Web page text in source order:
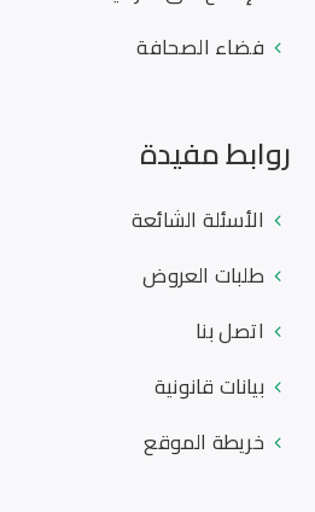
فضاء الصحافة
روابط مفيدة
الأسئلة الشائعة
طلبات العروض
اتصل بنا
بيانات قانونية
خريطة الموقع